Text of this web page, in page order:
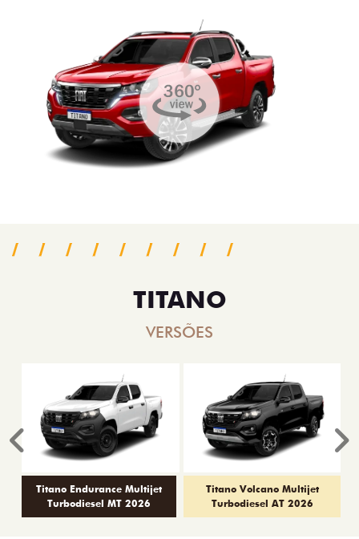
TITANO
VERSÕES
Titano Endurance Multijet
Turbodiesel MT 2026
Titano Volcano Multijet
Turbodiesel AT 2026
Anterior